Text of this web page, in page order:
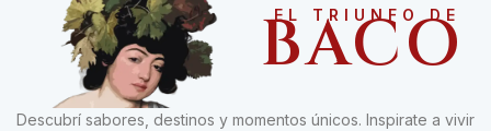
EL TRIUNFO DE
BACO
Descubrí sabores, destinos y momentos únicos. Inspirate a vivir